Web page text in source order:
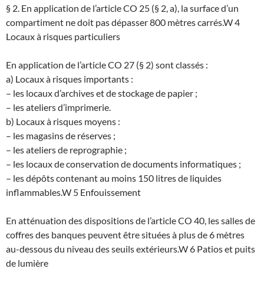
§ 2. En application de l’article CO 25 (§ 2, a), la surface d’un
compartiment ne doit pas dépasser 800 mètres carrés.W 4
Locaux à risques particuliers
En application de l’article CO 27 (§ 2) sont classés :
a) Locaux à risques importants :
– les locaux d’archives et de stockage de papier ;
– les ateliers d’imprimerie.
b) Locaux à risques moyens :
– les magasins de réserves ;
– les ateliers de reprographie ;
– les locaux de conservation de documents informatiques ;
– les dépôts contenant au moins 150 litres de liquides
inflammables.W 5 Enfouissement
En atténuation des dispositions de l’article CO 40, les salles de
coffres des banques peuvent être situées à plus de 6 mètres
au-dessous du niveau des seuils extérieurs.W 6 Patios et puits
de lumière